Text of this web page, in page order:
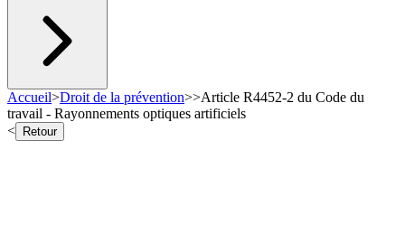
Accueil>Droit de la prévention>>Article R4452-2 du Code du
travail - Rayonnements optiques artificiels
<
Retour